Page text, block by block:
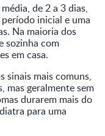
de 2 a 3 dias,
inicial e uma
Na maioria dos
sozinha com
em casa.
sinais mais comuns,
mas geralmente sem
durarem mais do
para uma